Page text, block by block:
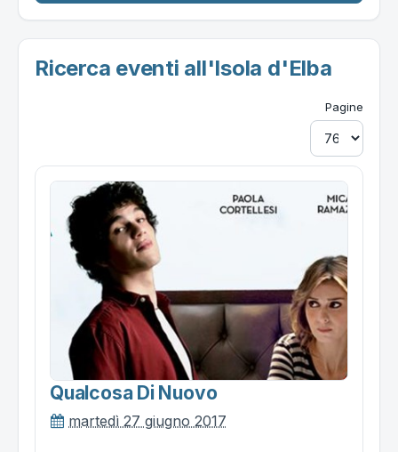
Ricerca eventi all'Isola d'Elba
Pagine
Qualcosa Di Nuovo
martedì 27 giugno 2017